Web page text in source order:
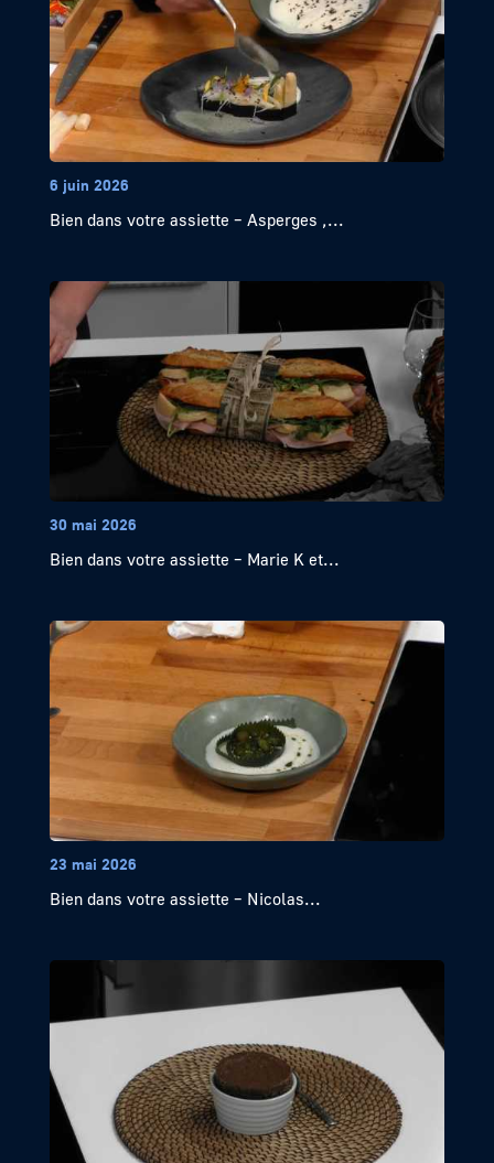
6 juin 2026
Bien dans votre assiette – Asperges ,...
30 mai 2026
Bien dans votre assiette – Marie K et...
23 mai 2026
Bien dans votre assiette – Nicolas...